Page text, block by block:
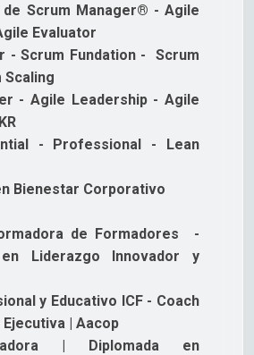
Scrum Manager® - Agile
Evaluator
- Scrum Fundation - Scrum
Scaling
- Agile Leadership - Agile
- Professional - Lean
Bienestar Corporativo
de Formadores -
en Liderazgo Innovador y
y Educativo ICF - Coach
| Aacop
| Diplomada en